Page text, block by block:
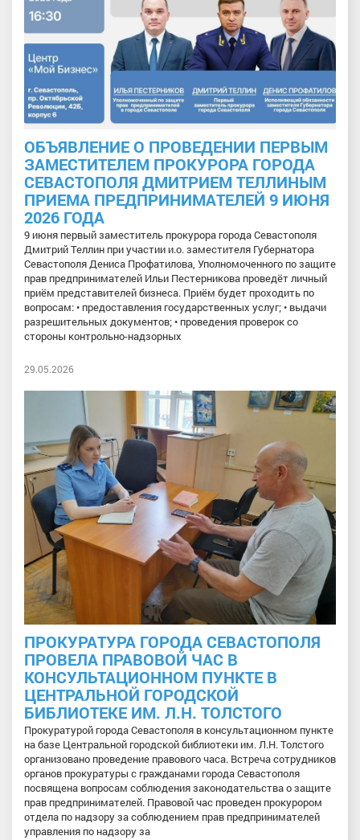
ОБЪЯВЛЕНИЕ О ПРОВЕДЕНИИ ПЕРВЫМ
ЗАМЕСТИТЕЛЕМ ПРОКУРОРА ГОРОДА
СЕВАСТОПОЛЯ ДМИТРИЕМ ТЕЛЛИНЫМ
ПРИЕМА ПРЕДПРИНИМАТЕЛЕЙ 9 ИЮНЯ
2026 ГОДА
9 июня первый заместитель прокурора города Севастополя
Дмитрий Теллин при участии и.о. заместителя Губернатора
Севастополя Дениса Профатилова, Уполномоченного по защите
прав предпринимателей Ильи Пестерникова проведёт личный
приём представителей бизнеса. Приём будет проходить по
вопросам: • предоставления государственных услуг; • выдачи
разрешительных документов; • проведения проверок со
стороны контрольно-надзорных
29.05.2026
ПРОКУРАТУРА ГОРОДА СЕВАСТОПОЛЯ
ПРОВЕЛА ПРАВОВОЙ ЧАС В
КОНСУЛЬТАЦИОННОМ ПУНКТЕ В
ЦЕНТРАЛЬНОЙ ГОРОДСКОЙ
БИБЛИОТЕКЕ ИМ. Л.Н. ТОЛСТОГО
Прокуратурой города Севастополя в консультационном пункте
на базе Центральной городской библиотеки им. Л.Н. Толстого
организовано проведение правового часа. Встреча сотрудников
органов прокуратуры с гражданами города Севастополя
посвящена вопросам соблюдения законодательства о защите
прав предпринимателей. Правовой час проведен прокурором
отдела по надзору за соблюдением прав предпринимателей
управления по надзору за